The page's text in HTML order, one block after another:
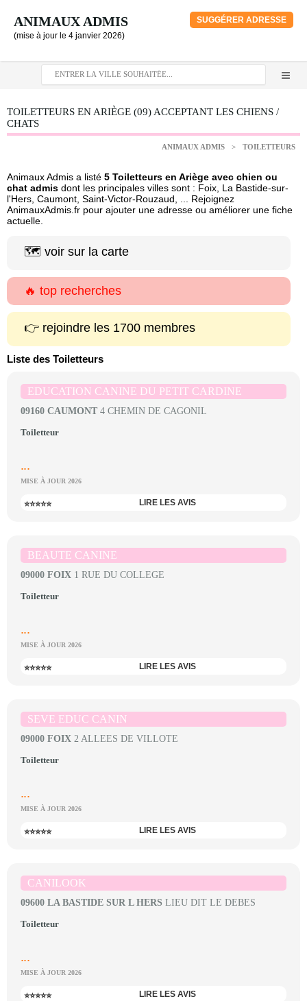
ANIMAUX ADMIS
(mise à jour le 4 janvier 2026)
SUGGÉRER ADRESSE
TOILETTEURS EN ARIÈGE (09) ACCEPTANT LES CHIENS /
CHATS
ANIMAUX ADMIS > TOILETTEURS
Animaux Admis a listé 5 Toiletteurs en Ariège avec chien ou
chat admis dont les principales villes sont : Foix, La Bastide-sur-
l'Hers, Caumont, Saint-Victor-Rouzaud, ... Rejoignez
AnimauxAdmis.fr pour ajouter une adresse ou améliorer une fiche
actuelle.
🗺️ voir sur la carte
🔥 top recherches
👉 rejoindre les 1700 membres
Liste des Toiletteurs
EDUCATION CANINE DU PETIT CARDINE
09160 CAUMONT 4 CHEMIN DE CAGONIL
Toiletteur
...
MISE À JOUR 2026
⭐⭐⭐⭐⭐ LIRE LES AVIS
BEAUTE CANINE
09000 FOIX 1 RUE DU COLLEGE
Toiletteur
...
MISE À JOUR 2026
⭐⭐⭐⭐⭐ LIRE LES AVIS
SEVE EDUC CANIN
09000 FOIX 2 ALLEES DE VILLOTE
Toiletteur
...
MISE À JOUR 2026
⭐⭐⭐⭐⭐ LIRE LES AVIS
CANILOOK
09600 LA BASTIDE SUR L HERS LIEU DIT LE DEBES
Toiletteur
...
MISE À JOUR 2026
⭐⭐⭐⭐⭐ LIRE LES AVIS